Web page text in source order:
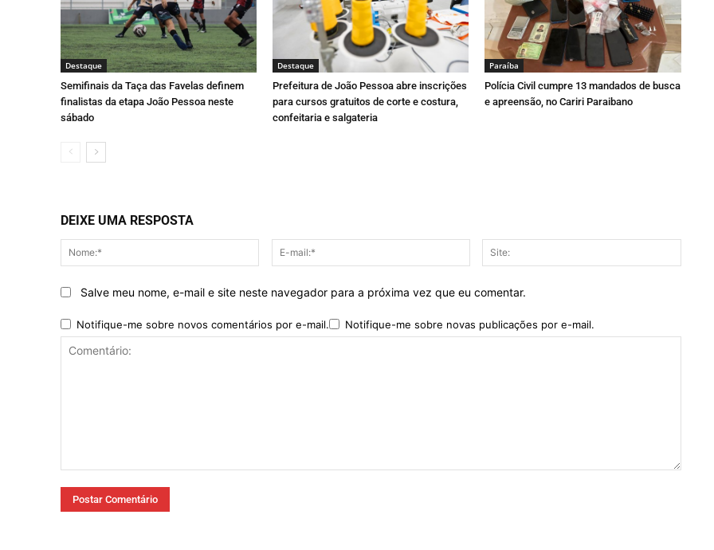
Destaque
Semifinais da Taça das Favelas definem
finalistas da etapa João Pessoa neste
sábado
Destaque
Prefeitura de João Pessoa abre inscrições
para cursos gratuitos de corte e costura,
confeitaria e salgateria
Paraí­ba
Polícia Civil cumpre 13 mandados de busca
e apreensão, no Cariri Paraibano
DEIXE UMA RESPOSTA
Nome:*
mail:*
Salve meu nome, e-mail e site neste navegador para a próxima vez que eu comentar.
Notifique-me sobre novos comentários por e-mail. Notifique-me sobre novas publicações por e-mail.